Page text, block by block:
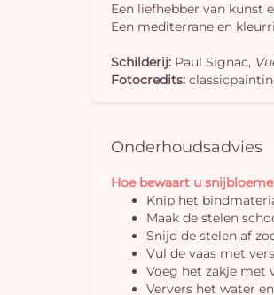
Een liefhebber van kunst
Een mediterrane en
Schilderij: Paul Signac,
Fotocredits:
Onderhoudsadvies
Hoe bewaart u
Knip het
Maak de stelen
Snijd de stelen af
Vul de vaas met
Voeg het zakje met
Ververs het water